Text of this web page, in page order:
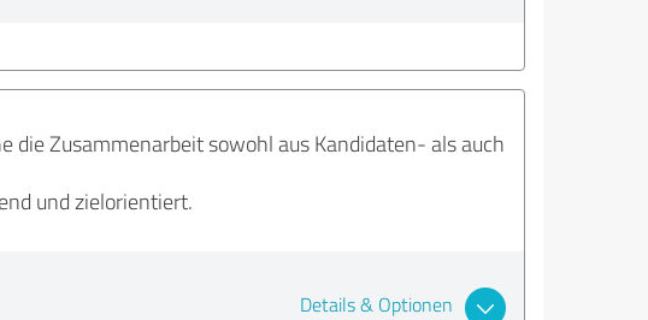
die Zusammenarbeit sowohl aus Kandidaten- als auch
und zielorientiert.
Details & Optionen